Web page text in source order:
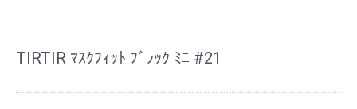
TIRTIR ﾏｽｸﾌｨｯﾄ ﾌﾞﾗｯｸ ﾐﾆ #21